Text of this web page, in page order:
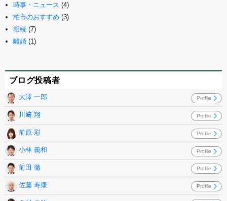
時事・ニュース (4)
柏市のおすすめ (3)
相続 (7)
離婚 (1)
ブログ投稿者
大澤 一郎 Profile
川﨑 翔 Profile
前原 彩 Profile
小林 義和 Profile
前田 徹 Profile
佐藤 寿康 Profile